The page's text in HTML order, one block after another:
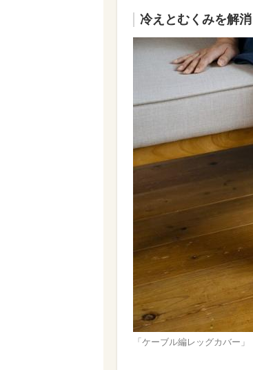
冷えとむくみを解消
「ケーブル編レッグカバー